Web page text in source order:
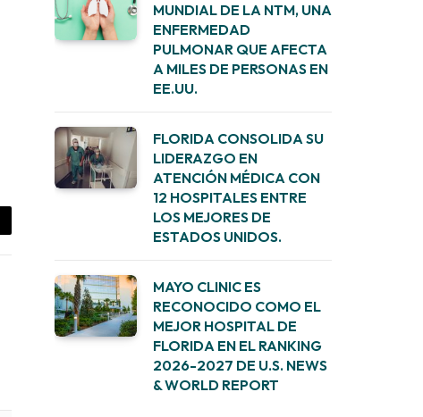
MUNDIAL DE LA NTM, UNA
ENFERMEDAD
PULMONAR QUE AFECTA
A MILES DE PERSONAS EN
EE.UU.
FLORIDA CONSOLIDA SU
LIDERAZGO EN
ATENCIÓN MÉDICA CON
12 HOSPITALES ENTRE
LOS MEJORES DE
ESTADOS UNIDOS.
MAYO CLINIC ES
RECONOCIDO COMO EL
MEJOR HOSPITAL DE
FLORIDA EN EL RANKING
2026-2027 DE U.S. NEWS
& WORLD REPORT